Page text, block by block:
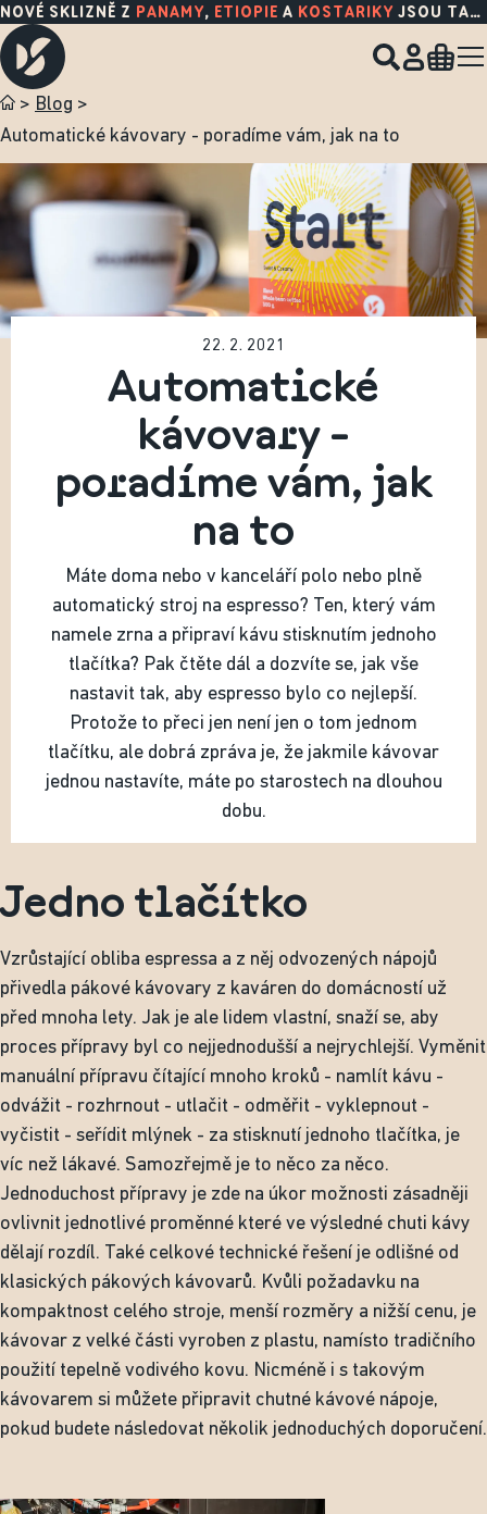
NOVÉ SKLIZNĚ Z PANAMY, ETIOPIE A KOSTARIKY JSOU TADY!
> Blog >
Automatické kávovary - poradíme vám, jak na to
22. 2. 2021
Automatické
kávovary -
poradíme vám, jak
na to
Máte doma nebo v kanceláří polo nebo plně
automatický stroj na espresso? Ten, který vám
namele zrna a připraví kávu stisknutím jednoho
tlačítka? Pak čtěte dál a dozvíte se, jak vše
nastavit tak, aby espresso bylo co nejlepší.
Protože to přeci jen není jen o tom jednom
tlačítku, ale dobrá zpráva je, že jakmile kávovar
jednou nastavíte, máte po starostech na dlouhou
dobu.
Jedno tlačítko
Vzrůstající obliba espressa a z něj odvozených nápojů
přivedla pákové kávovary z kaváren do domácností už
před mnoha lety. Jak je ale lidem vlastní, snaží se, aby
proces přípravy byl co nejjednodušší a nejrychlejší. Vyměnit
manuální přípravu čítající mnoho kroků - namlít kávu -
odvážit - rozhrnout - utlačit - odměřit - vyklepnout -
vyčistit - seřídit mlýnek - za stisknutí jednoho tlačítka, je
víc než lákavé. Samozřejmě je to něco za něco.
Jednoduchost přípravy je zde na úkor možnosti zásadněji
ovlivnit jednotlivé proměnné které ve výsledné chuti kávy
dělají rozdíl. Také celkové technické řešení je odlišné od
klasických pákových kávovarů. Kvůli požadavku na
kompaktnost celého stroje, menší rozměry a nižší cenu, je
kávovar z velké části vyroben z plastu, namísto tradičního
použití tepelně vodivého kovu. Nicméně i s takovým
kávovarem si můžete připravit chutné kávové nápoje,
pokud budete následovat několik jednoduchých doporučení.